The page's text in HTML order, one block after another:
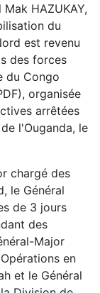
HAZUKAY,
du
est revenu
des forces
du Congo
organisée
arrêtées
l'Ouganda, le
chargé des
le Général
de 3 jours
des
Major
en
et le Général